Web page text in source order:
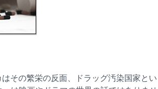
その繁栄の反面、ドラッグ汚染国家とい